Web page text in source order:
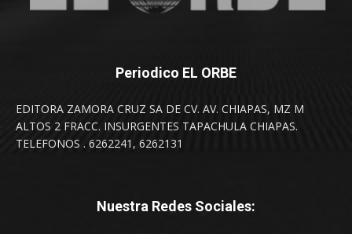
Periodico EL ORBE
EDITORA ZAMORA CRUZ SA DE CV. AV. CHIAPAS, MZ M
ALTOS 2 FRACC. INSURGENTES TAPACHULA CHIAPAS.
TELEFONOS . 6262241, 6262131
Nuestra Redes Sociales: